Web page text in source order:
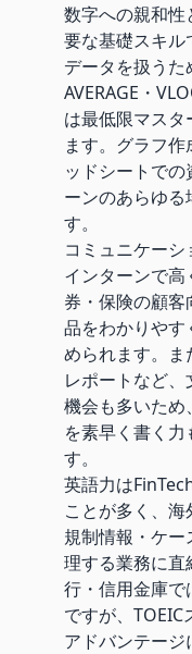
数字への親和
要な基礎スキル
データを扱うた
AVERAGE・
は最低限マス
ます。グラフ
ッドシートで
ーンのあらゆ
す。
コミュニケー
インターンで
券・保険の顧
品をわかりや
められます。ま
レポートなど
機会も多いた
を素早く書く力
す。
英語力は
ことが多く、海
規制情報・ケ
理する業務に直
行・信用金庫で
ですが、
アドバンテージ